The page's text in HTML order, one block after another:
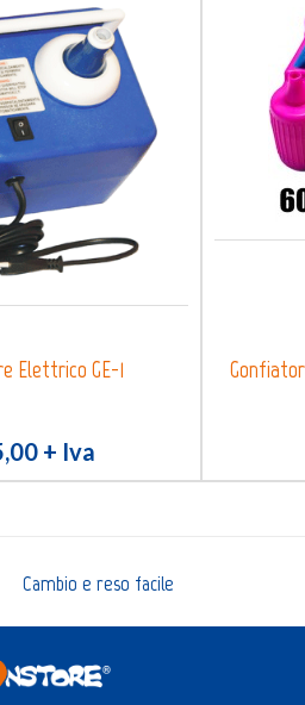
Elettrico GE-1
+ Iva
Cambio e reso facile